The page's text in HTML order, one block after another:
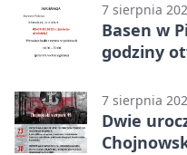
7 sierpnia
Basen w
godziny
7 sierpnia
Dwie